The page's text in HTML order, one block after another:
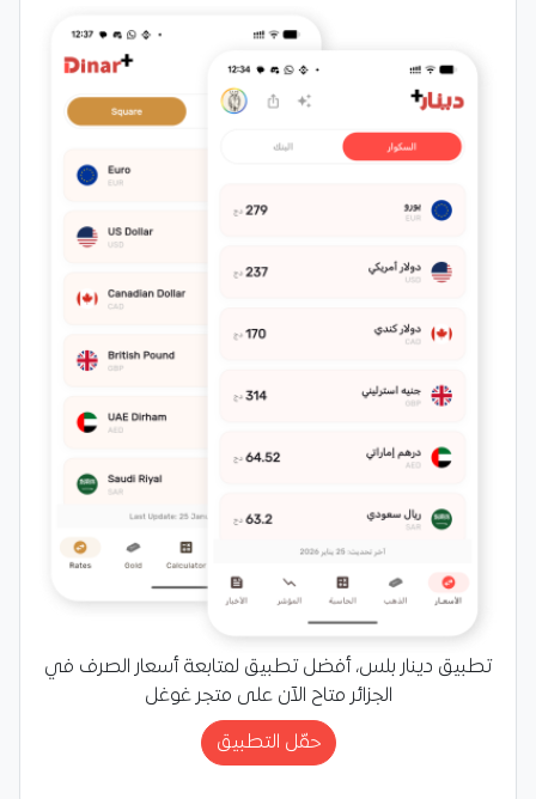
تطبيق دينار بلس، أفضل تطبيق لمتابعة أسعار الصرف في
الجزائر متاح الآن على متجر غوغل
حمّل التطبيق